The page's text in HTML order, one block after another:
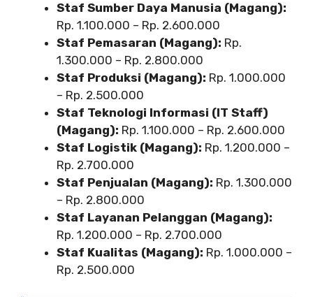
Staf Sumber Daya Manusia (Magang):
Rp. 1.100.000 – Rp. 2.600.000
Staf Pemasaran (Magang): Rp.
1.300.000 – Rp. 2.800.000
Staf Produksi (Magang): Rp. 1.000.000
– Rp. 2.500.000
Staf Teknologi Informasi (IT Staff)
(Magang): Rp. 1.100.000 – Rp. 2.600.000
Staf Logistik (Magang): Rp. 1.200.000 –
Rp. 2.700.000
Staf Penjualan (Magang): Rp. 1.300.000
– Rp. 2.800.000
Staf Layanan Pelanggan (Magang):
Rp. 1.200.000 – Rp. 2.700.000
Staf Kualitas (Magang): Rp. 1.000.000 –
Rp. 2.500.000